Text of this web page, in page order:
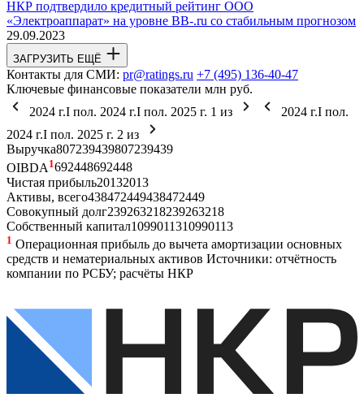
НКР подтвердило кредитный рейтинг ООО
«Электроаппарат» на уровне BB-.ru со стабильным прогнозом
29.09.2023
ЗАГРУЗИТЬ ЕЩЁ
Контакты для СМИ: pr@ratings.ru +7 (495) 136-40-47
Ключевые финансовые показатели млн руб.
2024 г.I пол. 2024 г.I пол. 2025 г. 1 из 2024 г.I пол.
2024 г.I пол. 2025 г. 2 из
Выручка807239439807239439
OIBDA 1692448692448
Чистая прибыль20132013
Активы, всего438472449438472449
Совокупный долг239263218239263218
Собственный капитал1099011310990113
1 Операционная прибыль до вычета амортизации основных
средств и нематериальных активов Источники: отчётность
компании по РСБУ; расчёты НКР